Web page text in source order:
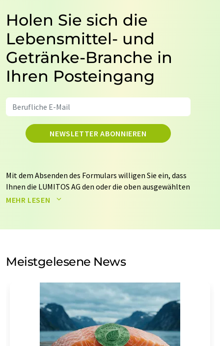
Holen Sie sich die
Lebensmittel- und
Getränke-Branche in
Ihren Posteingang
NEWSLETTER ABONNIEREN
Mit dem Absenden des Formulars willigen Sie ein, dass
Ihnen die LUMITOS AG den oder die oben ausgewählten
Newsletter per E-Mail zusendet. Ihre Daten werden
auf Basis unsererDatenschutzerklärung. LUMITOS darf
Meinungsforschung per E-Mail kontaktieren. Ihre
Einwilligung können Sie jederzeit ohne Angabe von
Str. 2, 12489 Berlin oder per E-Mail unter
widerruf@lumitos.commit Wirkung für die Zukunft
widerrufen. Zudem ist in jeder E-Mail ein Link zur
Abbestellung des entsprechenden Newsletters
enthalten.
MEHR LESEN
Meistgelesene News